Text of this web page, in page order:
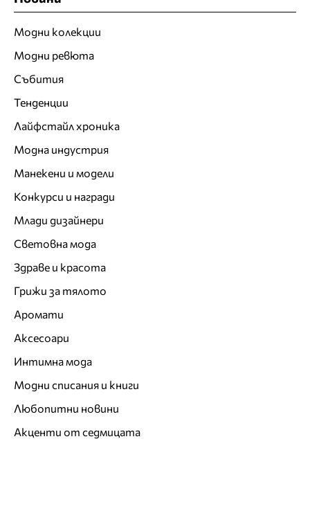
Модни колекции
Модни ревюта
Събития
Тенденции
Лайфстайл хроника
Модна индустрия
Манекени и модели
Конкурси и награди
Млади дизайнери
Световна мода
Здраве и красота
Грижи за тялото
Аромати
Аксесоари
Интимна мода
Модни списания и книги
Любопитни новини
Акценти от седмицата